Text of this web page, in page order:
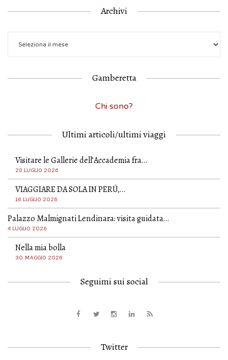
Archivi
Gamberetta
Chi sono?
Ultimi articoli/ultimi viaggi
Visitare le Gallerie dell’Accademia fra…
28 LUGLIO 2026
VIAGGIARE DA SOLA IN PERÚ,…
16 LUGLIO 2026
Palazzo Malmignati Lendinara: visita guidata…
4 LUGLIO 2026
Nella mia bolla
30 MAGGIO 2026
Seguimi sui social
Twitter